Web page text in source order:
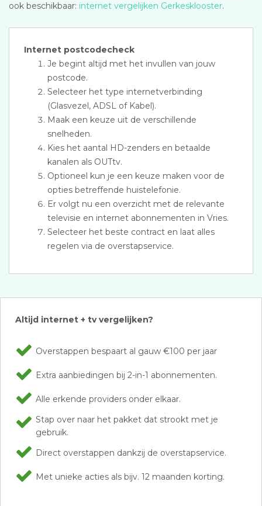
ook beschikbaar: internet vergelijken Gerkesklooster.
Internet postcodecheck
Je begint altijd met het invullen van jouw
postcode.
Selecteer het type internetverbinding
(Glasvezel, ADSL of Kabel).
Maak een keuze uit de verschillende
snelheden.
Kies het aantal HD-zenders en betaalde
kanalen als OUTtv.
Optioneel kun je een keuze maken voor de
opties betreffende huistelefonie.
Er volgt nu een overzicht met de relevante
televisie en internet abonnementen in Vries.
Selecteer het beste contract en laat alles
regelen via de overstapservice.
Altijd internet + tv vergelijken?
Overstappen bespaart al gauw €100 per jaar
Extra aanbiedingen bij 2-in-1 abonnementen.
Alle erkende providers onder elkaar.
Stap over naar het pakket dat strookt met je
gebruik.
Direct overstappen dankzij de overstapservice.
Met unieke acties als bijv. 12 maanden korting.